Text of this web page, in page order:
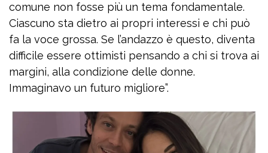
comune non fosse più un tema fondamentale.
Ciascuno sta dietro ai propri interessi e chi può
fa la voce grossa. Se l’andazzo è questo, diventa
difficile essere ottimisti pensando a chi si trova ai
margini, alla condizione delle donne.
Immaginavo un futuro migliore”.